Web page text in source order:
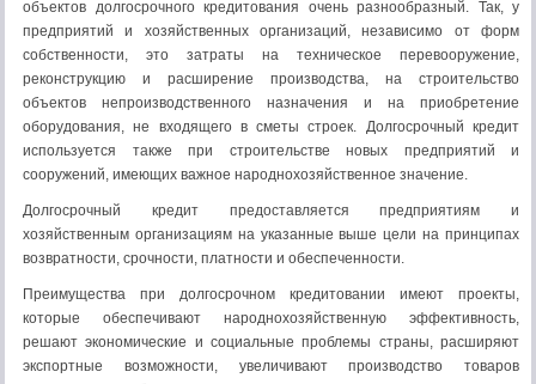
объектов долгосрочного кредитования очень разнообразный. Так, у
предприятий и хозяйственных организаций, независимо от форм
собственности, это затраты на техническое перевооружение,
реконструкцию и расширение производства, на строительство
объектов непроизводственного назначения и на приобретение
оборудования, не входящего в сметы строек. Долгосрочный кредит
используется также при строительстве новых предприятий и
сооружений, имеющих важное народнохозяйственное значение.
Долгосрочный кредит предоставляется предприятиям и
хозяйственным организациям на указанные выше цели на принципах
возвратности, срочности, платности и обеспеченности.
Преимущества при долгосрочном кредитовании имеют проекты,
которые обеспечивают народнохозяйственную эффективность,
решают экономические и социальные проблемы страны, расширяют
экспортные возможности, увеличивают производство товаров